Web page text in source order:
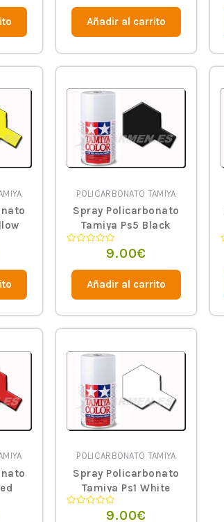
de
Añadir al carrito
POLICARBONATO TAMIYA
Spray Policarbonato
Tamiya Ps5 Black
de
9.00€
Añadir al carrito
POLICARBONATO TAMIYA
Spray Policarbonato
Tamiya Ps1 White
9.00€